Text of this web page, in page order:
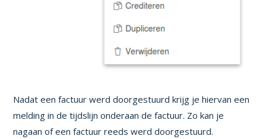
Nadat een factuur werd doorgestuurd krijg je hiervan een
melding in de tijdslijn onderaan de factuur. Zo kan je
nagaan of een factuur reeds werd doorgestuurd.